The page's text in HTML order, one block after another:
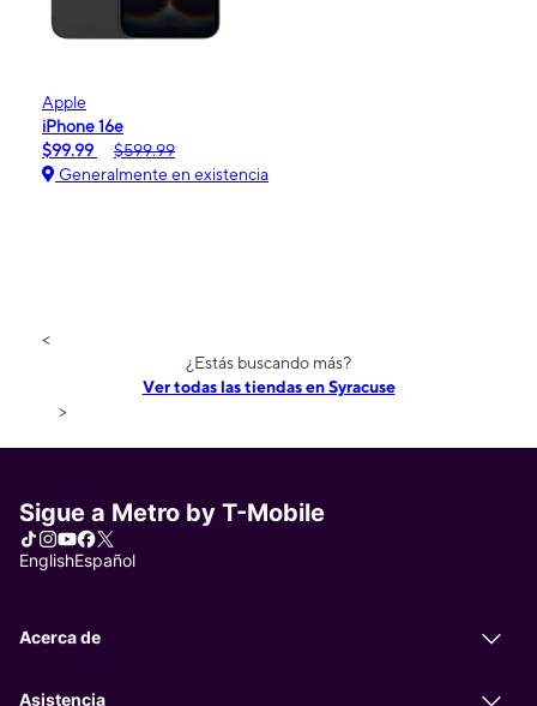
Apple
iPhone 16e
$99.99
$599.99
Generalmente en existencia
<
¿Estás buscando más?
Ver todas las tiendas en Syracuse
>